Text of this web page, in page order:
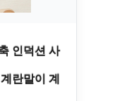
인덕션 사
란말이 계